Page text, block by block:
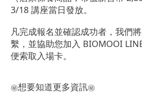
3/18 講座當日發放。
凡完成報名並確認成功者，我們
繫，並協助您加入 BIOMOOI
便索取入場卡。
㊙️想要知道更多資訊㊙️